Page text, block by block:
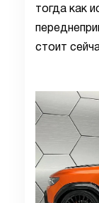
тогда как
стоит